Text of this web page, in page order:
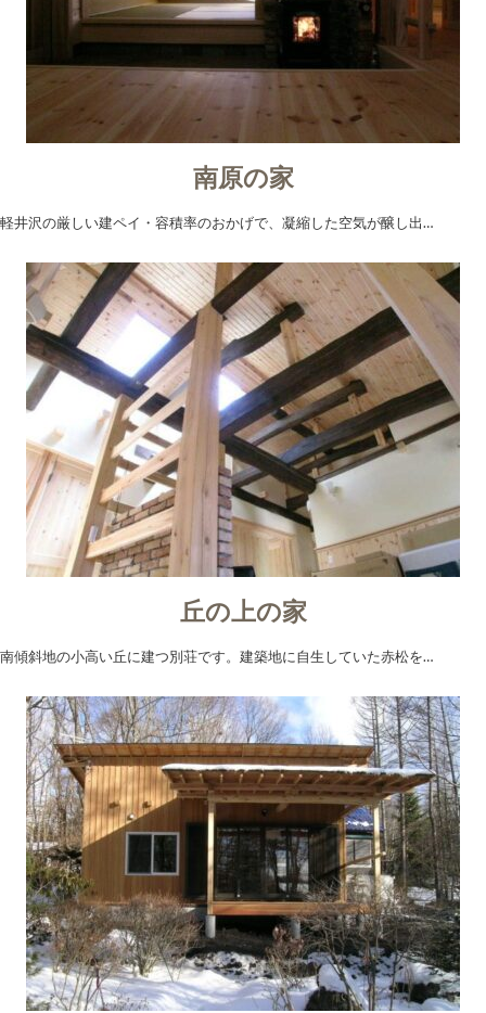
南原の家
軽井沢の厳しい建ペイ・容積率のおかげで、凝縮した空気が醸し出…
丘の上の家
南傾斜地の小高い丘に建つ別荘です。建築地に自生していた赤松を…